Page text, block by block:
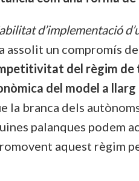
d’implementació
assolit un compromís
del règim
del model a
la branca dels
palanques podem
aquest règim